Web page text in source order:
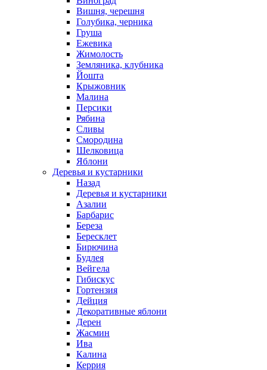
Вишня, черешня
Голубика, черника
Груша
Ежевика
Жимолость
Земляника, клубника
Йошта
Крыжовник
Малина
Персики
Рябина
Сливы
Смородина
Шелковица
Яблони
Деревья и кустарники
Назад
Деревья и кустарники
Азалии
Барбарис
Береза
Бересклет
Бирючина
Будлея
Вейгела
Гибискус
Гортензия
Дейция
Декоративные яблони
Дерен
Жасмин
Ива
Калина
Керрия